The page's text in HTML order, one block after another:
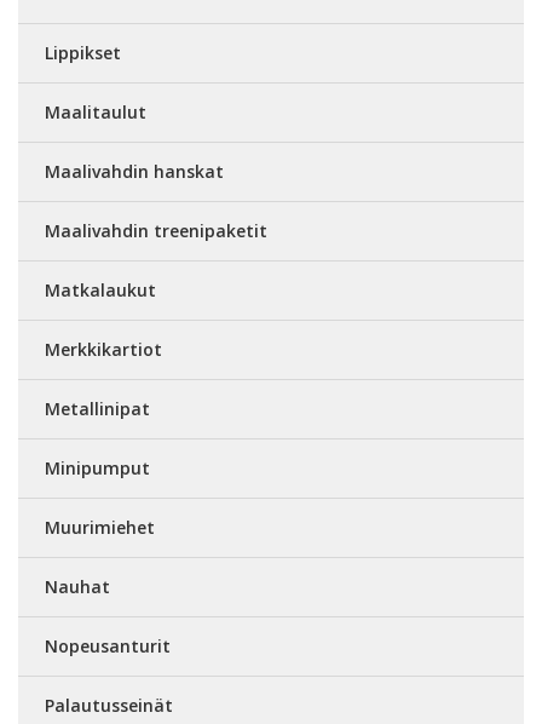
Lippikset
Maalitaulut
Maalivahdin hanskat
Maalivahdin treenipaketit
Matkalaukut
Merkkikartiot
Metallinipat
Minipumput
Muurimiehet
Nauhat
Nopeusanturit
Palautusseinät